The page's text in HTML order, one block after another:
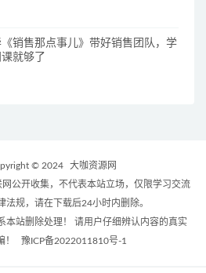
销售那点事儿》带好销售团队，学
就够了
© 2024
大咖资源网
公开收集，不代表本站立场，仅限学习交流
法规，请在下载后24小时内删除。
本站删除处理！ 请用户仔细辨认内容的真实
！
豫ICP备2022011810号-1